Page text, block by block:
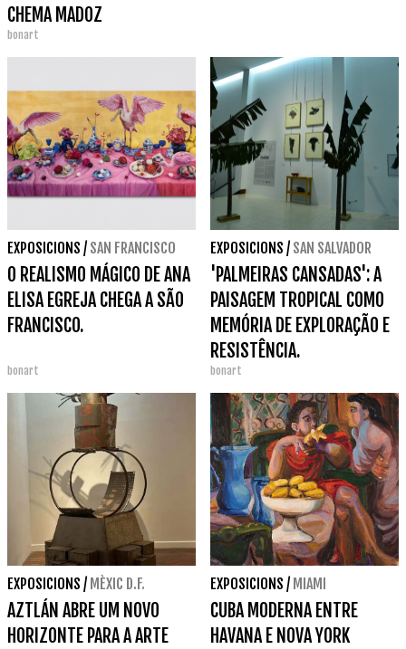
CHEMA MADOZ
bonart
EXPOSICIONS / SAN FRANCISCO
O REALISMO MÁGICO DE ANA
ELISA EGREJA CHEGA A SÃO
FRANCISCO.
bonart
EXPOSICIONS / SAN SALVADOR
'PALMEIRAS CANSADAS': A
PAISAGEM TROPICAL COMO
MEMÓRIA DE EXPLORAÇÃO E
RESISTÊNCIA.
bonart
EXPOSICIONS / MÈXIC D.F.
AZTLÁN ABRE UM NOVO
HORIZONTE PARA A ARTE
EXPOSICIONS / MIAMI
CUBA MODERNA ENTRE
HAVANA E NOVA YORK